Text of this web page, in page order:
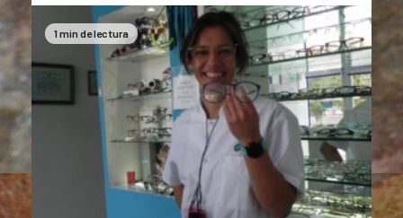
1 min de lectura